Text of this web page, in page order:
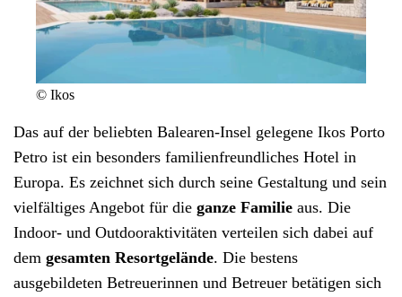
© Ikos
Das auf der beliebten Balearen-Insel gelegene Ikos Porto
Petro ist ein besonders familienfreundliches Hotel in
Europa. Es zeichnet sich durch seine Gestaltung und sein
vielfältiges Angebot für die ganze Familie aus. Die
Indoor- und Outdooraktivitäten verteilen sich dabei auf
dem gesamten Resortgelände. Die bestens
ausgebildeten Betreuerinnen und Betreuer betätigen sich